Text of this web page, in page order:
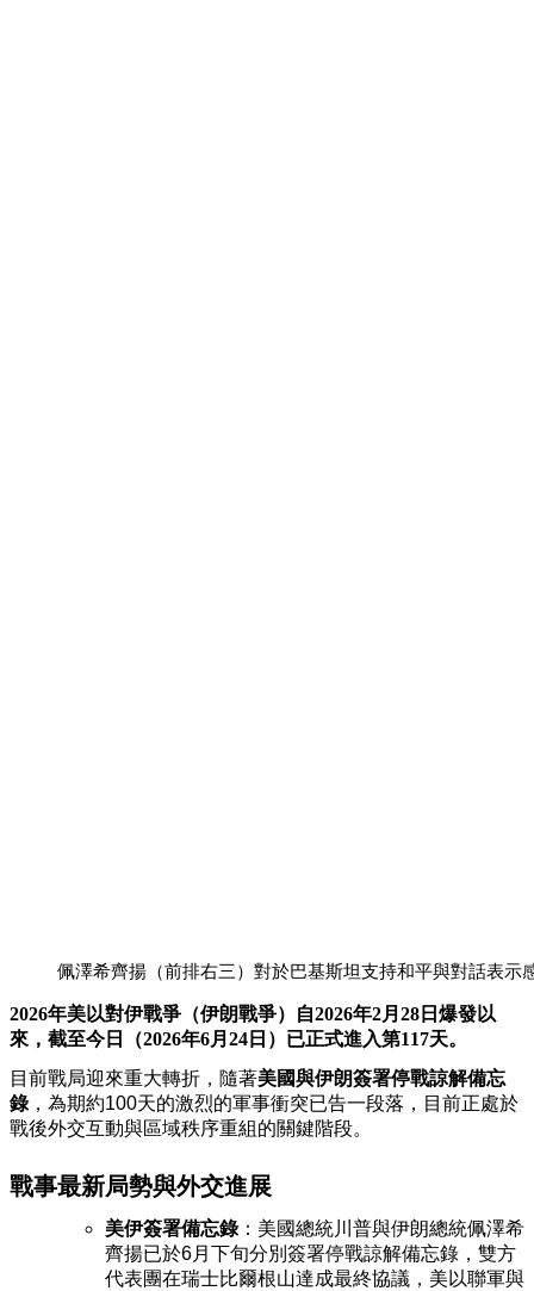
佩澤希齊揚（前排右三）對於巴基斯坦支持和平與對話表
2026年美以對伊戰爭（伊朗戰爭）自2026年2月28日爆發以
來，截至今日（2026年6月24日）已正式進入第117天。
目前戰局迎來重大轉折，隨著美國與伊朗簽署停戰諒解備忘
錄，為期約100天的激烈的軍事衝突已告一段落，目前正處於
戰後外交互動與區域秩序重組的關鍵階段。
戰事最新局勢與外交進展
美伊簽署備忘錄：美國總統川普與伊朗總統佩澤希
齊揚已於6月下旬分別簽署停戰諒解備忘錄，雙方
代表團在瑞士比爾根山達成最終協議，美以聯軍與